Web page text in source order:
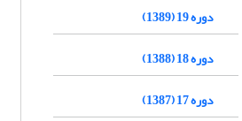
دوره 19 (1389)
دوره 18 (1388)
دوره 17 (1387)